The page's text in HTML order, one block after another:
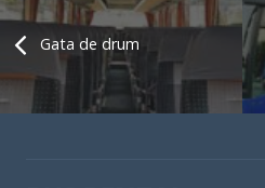
Gata de drum